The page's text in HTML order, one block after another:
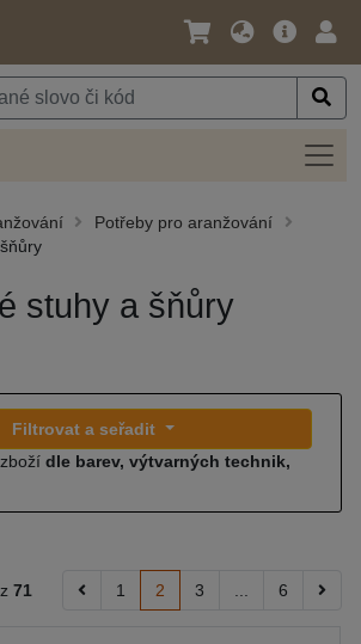
Jazyk
Měna
Hlavní
Potřeby pro aranžování
stuhy a šňůry
Filtrovat a seřadit
dle barev, výtvarných technik,
z 71 1 2 3 6